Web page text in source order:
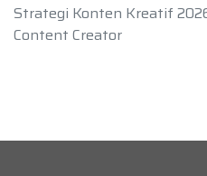
Strategi Konten Kreatif
Content Creator